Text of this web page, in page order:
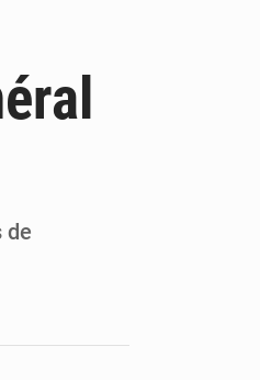
à Lomé
la valeur
de